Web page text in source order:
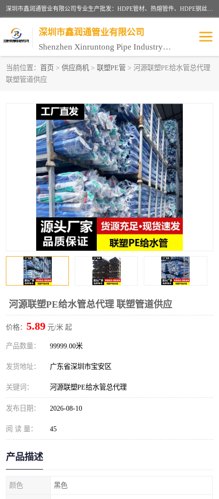
深圳市鑫润通管业有限公司专业生产批发：HDPE管材、热熔管件、HDPE钢丝骨架管、电熔管件、HDPE双壁波纹管、MPP电力管、井盖、PVC管材管件、PPR管材管件等；公司自创建以来，始终秉承“团结、务实、创新、守信”的服务宗旨，凭借专业的服务以及多年的勤奋拼搏，发展成为一家专业销售各种管材管件，绝缘电工套管及配件等系列产品的贸易公司。
深圳市鑫润通管业有限公司
Shenzhen Xinruntong Pipe Industry Co., Ltd
当前位置： 首页 > 供应商机 > 联塑PE管 > 河源联塑PE给水管总代理
联塑管道供应
河源联塑PE给水管总代理 联塑管道供应
价格： 5.89 元/米 起
产品数量： 99999.00米
发货地址： 广东省深圳市宝安区
关键词： 河源联塑PE给水管总代理
发布日期： 2026-08-10
阅 读 量： 45
产品描述
颜色 黑色
HDPE管材给水管
HDPE双壁波纹管 HDPE电力通讯管
UPVC电力通讯管 MPP电力通信管
联塑PVC管 联塑PPR管
联塑PE管 联塑家装红蓝线管